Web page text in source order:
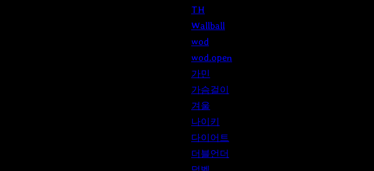
TH
Wallball
wod
wod.open
가민
가슴걸이
겨울
나이키
다이어트
더블언더